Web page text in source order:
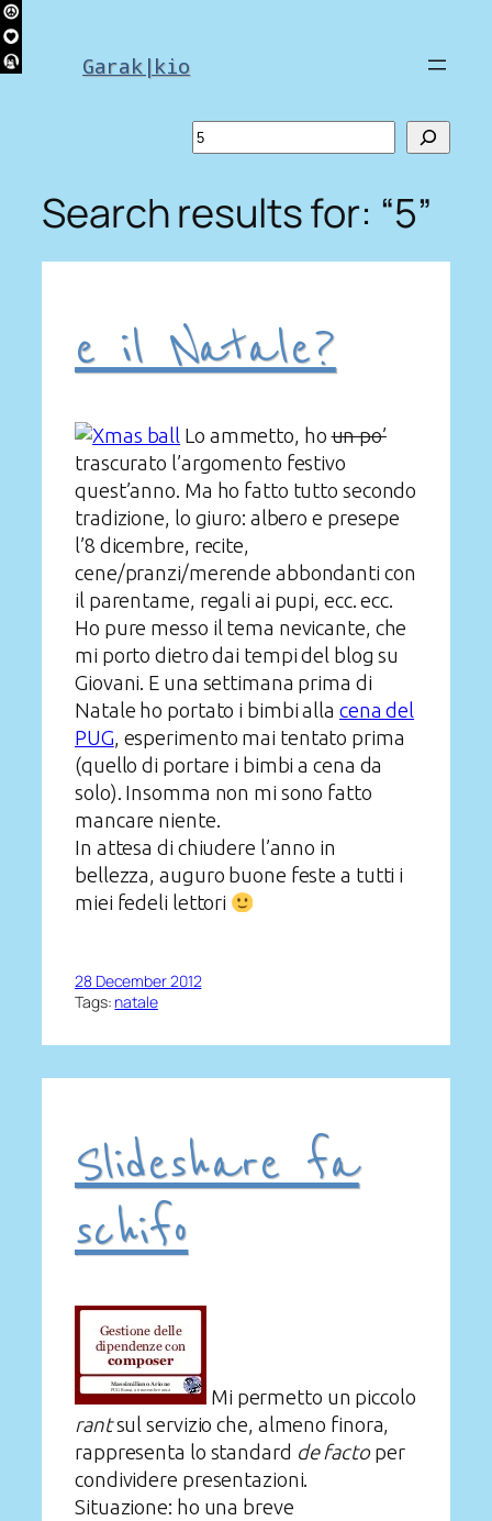
Skip
to
content Garak|kio
Search
Search results for: “5”
e il Natale?
Lo ammetto, houn po’
trascurato l’argomento festivo
quest’anno. Ma ho fatto tutto secondo
tradizione, lo giuro: albero e presepe
l’8 dicembre, recite,
cene/pranzi/merende abbondanti con
il parentame, regali ai pupi, ecc. ecc.
Ho pure messo il tema nevicante, che
mi porto dietro dai tempi del blog su
Giovani. E una settimana prima di
Natale ho portato i bimbi alla cena del
PUG, esperimento mai tentato prima
(quello di portare i bimbi a cena da
solo). Insomma non mi sono fatto
mancare niente.
In attesa di chiudere l’anno in
bellezza, auguro buone feste a tutti i
miei fedeli lettori
28 December 2012
Tags: natale
Slideshare fa
schifo
Mi permetto un piccolo
rantsul servizio che, almeno finora,
rappresenta lo standard de factoper
condividere presentazioni.
Situazione: ho una breve